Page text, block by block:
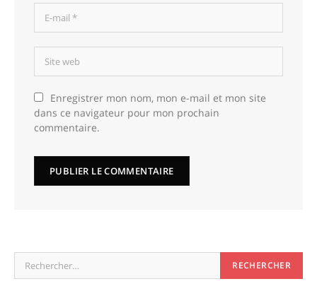
Enregistrer mon nom, mon e-mail et mon site
dans ce navigateur pour mon prochain
commentaire.